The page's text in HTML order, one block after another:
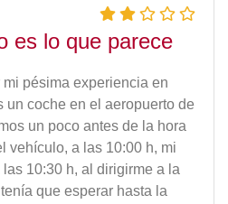
es lo que parece
pésima experiencia en
un coche en el aeropuerto de
un poco antes de la hora
vehículo, a las 10:00 h, mi
10:30 h, al dirigirme a la
que esperar hasta la